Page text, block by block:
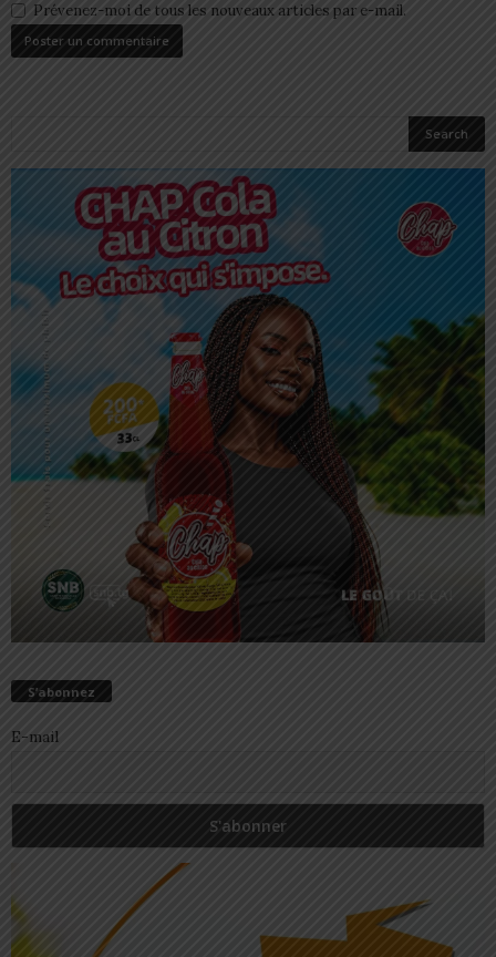
Prévenez-moi de tous les nouveaux articles par e-mail.
S’abonnez
E-mail